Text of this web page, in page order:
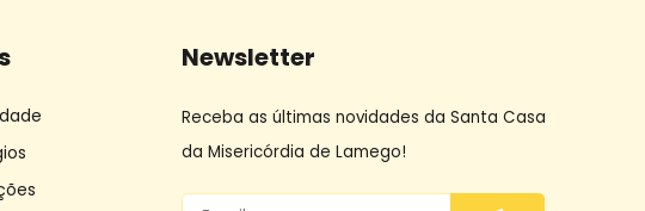
Newsletter
Receba as últimas novidades da Santa Casa
da Misericórdia de Lamego!